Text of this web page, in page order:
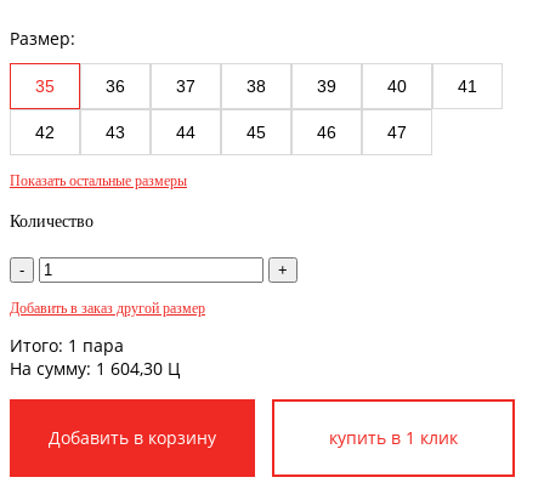
Размер:
35 36 37 38 39 40 41
42 43 44 45 46 47
Показать остальные размеры
Количество
Добавить в заказ другой размер
Итого: 1 пара
На сумму: 1 604,30 Ц
купить в 1 клик